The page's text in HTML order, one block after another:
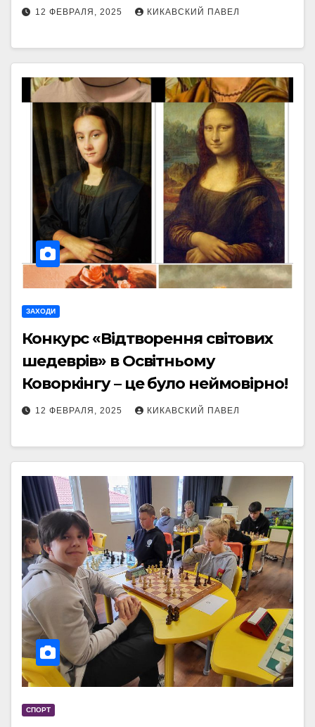
12 ФЕВРАЛЯ, 2025 КИКАВСКИЙ ПАВЕЛ
ЗАХОДИ
Конкурс «Відтворення світових
шедеврів» в Освітньому
Коворкінгу – це було неймовірно!
12 ФЕВРАЛЯ, 2025 КИКАВСКИЙ ПАВЕЛ
СПОРТ